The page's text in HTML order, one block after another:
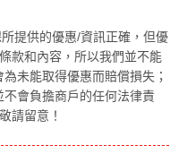
提供的優惠/資訊正確，但優
款和內容，所以我們並不能
未能取得優惠而賠償損失；
會負擔商戶的任何法律責
請留意！